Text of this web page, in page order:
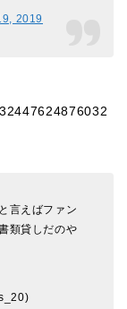
2019
言えばファン
類貸しだのや